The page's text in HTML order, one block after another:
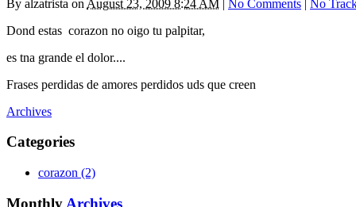
By alzatrista on August 23, 2009 8:24 AM | No Comments | No
Dond estas corazon no oigo tu palpitar,
es tna grande el dolor....
Frases perdidas de amores perdidos uds que creen
Archives
Categories
corazon (2)
Monthly Archives